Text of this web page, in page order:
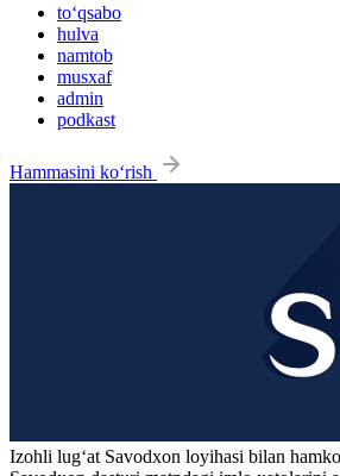
to‘qsabo
hulva
namtob
musxaf
admin
podkast
Hammasini ko‘rish
Izohli lugʻat Savodxon loyihasi bilan